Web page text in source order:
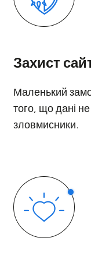
Захист
Маленький
того, що дані
зловмисники.